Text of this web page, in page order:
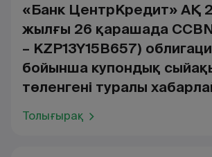
«Банк ЦентрКредит» АҚ
жылғы 26 қарашада
– KZP13Y15B657)
бойынша купондық
төленгені туралы
Толығырақ